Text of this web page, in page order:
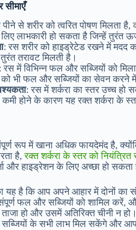
सीमाएँ
से शरीर को त्वरित पोषण मिलता
लाभकारी हो सकता है जिन्हें तुरंत
: रस शरीर को हाइड्रेटेड रखने में मदद
तरावट मिलती है।
रस में विभिन्न फल और सब्जियों को
भी फल और सब्जियों का सेवन करने में
: रस में शर्करा का स्तर उच्च हो
कमी होने के कारण यह रक्त शर्करा के
रूप में खाना अधिक फायदेमंद है,
है,रक्त शर्करा के स्तर को नियंत्रित
और हाइड्रेशन के लिए अच्छा हो सकता
यह है कि आप अपने आहार में दोनों का
फल और सब्जियों को शामिल करें,
हो और उसमें अतिरिक्त चीनी न हो।
के सभी लाभ मिल सकेंगे और